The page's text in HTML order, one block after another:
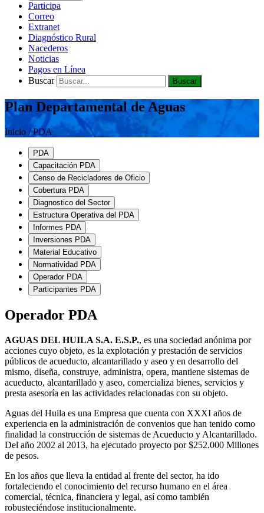
Participa
Correo
Extranet
Diagnóstico Rural
Nacederos
Noticias
Pagos en Línea
Buscar
Buscar
Plan Departamental de Aguas
Inicio / PDA
PDA
Capacitación PDA
Censo de Recicladores de Oficio
Cobertura PDA
Diagnostico del Sector
Estructura Operativa del PDA
Informes PDA
Inversiones PDA
Material Educativo
Normatividad PDA
Operador PDA
Participantes PDA
Operador PDA
AGUAS DEL HUILA S.A. E.S.P., es una sociedad anónima por
acciones cuyo objeto, es la explotación y prestación de servicios
públicos de acueducto, alcantarillado y aseo y en desarrollo del
mismo, diseña, construye, administra, opera, mantiene sistemas de
acueducto, alcantarillado y aseo, comercializa bienes, servicios y
presta asesoría en las actividades relacionadas con su objeto.
Aguas del Huila es una Empresa que cuenta con XXXI años de
experiencia en la administración de convenios que han tenido como
finalidad la construcción de sistemas de Acueducto y Alcantarillado.
Del año 2002 al 2013, ha ejecutado proyecto por $252.000 Millones
de pesos.
En los años que lleva la entidad al frente del sector, ha ido
fortaleciendo el conocimiento del recurso humano en el área
comercial, técnica, financiera y legal, así como también
robusteciéndose institucionalmente.